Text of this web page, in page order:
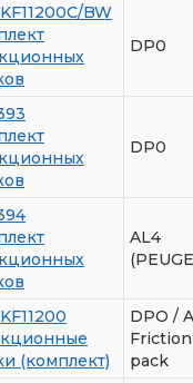
BW
DP0
DP0
AL4
(комплект)
DPO /
Friction
pack